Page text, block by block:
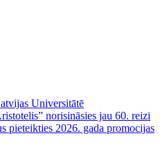
Universitātē
norisināsies jau 60. reizi
pieteikties 2026. gada promocijas